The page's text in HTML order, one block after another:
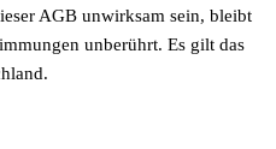
AGB unwirksam sein, bleibt
unberührt. Es gilt das